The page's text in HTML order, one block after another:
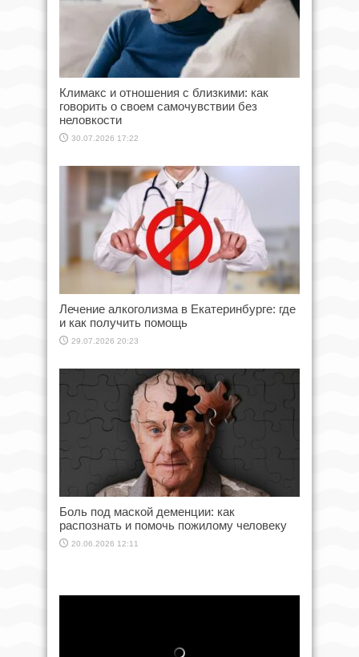
Климакс и отношения с близкими: как
говорить о своем самочувствии без
неловкости
30.07.2026 17:22
Лечение алкоголизма в Екатеринбурге: где
и как получить помощь
29.07.2026 20:23
Боль под маской деменции: как
распознать и помочь пожилому человеку
20.06.2026 12:11